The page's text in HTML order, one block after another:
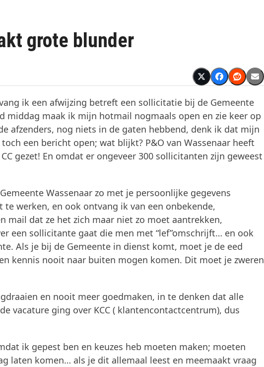
grote blunder
ik een afwijzing betreft een sollicitatie bij de Gemeente
middag maak ik mijn hotmail nogmaals open en zie keer op
afzenders, nog niets in de gaten hebbend, denk ik dat mijn
een bericht open; wat blijkt? P&O van Wassenaar heeft
gezet! En omdat er ongeveer 300 sollicitanten zijn geweest
Wassenaar zo met je persoonlijke gegevens
werken, en ook ontvang ik van een onbekende,
mail dat ze het zich maar niet zo moet aantrekken,
een sollicitante gaat die men met “lef”omschrijft… en ook
Als je bij de Gemeente in dienst komt, moet je de eed
kennis nooit naar buiten mogen komen. Dit moet je zweren
en nooit meer goedmaken, in te denken dat alle
vacature ging over KCC ( klantencontactcentrum), dus
ik gepest ben en keuzes heb moeten maken; moeten
laten komen… als je dit allemaal leest en meemaakt vraag